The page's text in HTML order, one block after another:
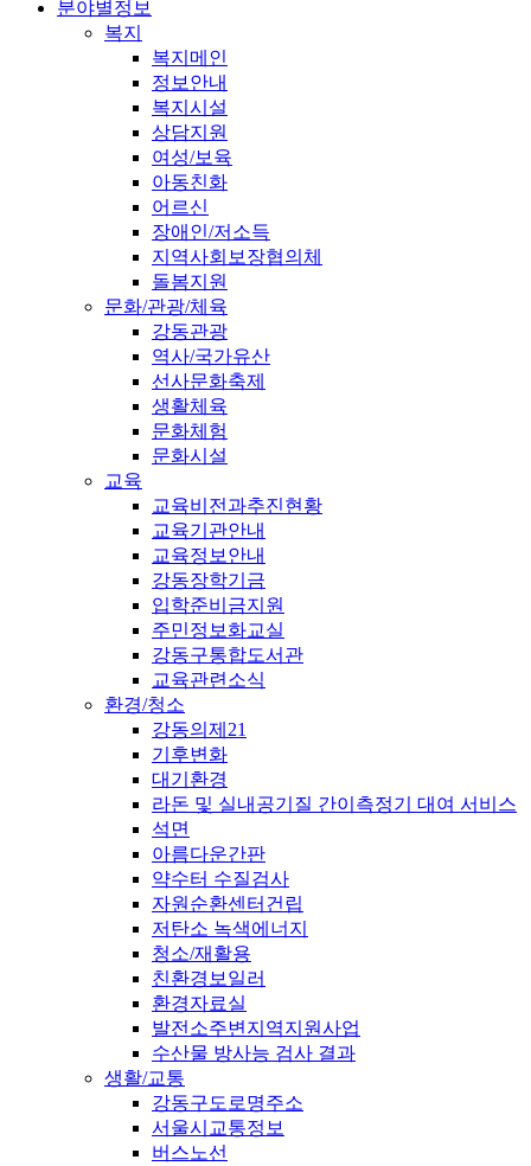
분야별정보
복지
복지메인
정보안내
복지시설
상담지원
여성/보육
아동친화
어르신
장애인/저소득
지역사회보장협의체
돌봄지원
문화/관광/체육
강동관광
역사/국가유산
선사문화축제
생활체육
문화체험
문화시설
교육
교육비전과추진현황
교육기관안내
교육정보안내
강동장학기금
입학준비금지원
주민정보화교실
강동구통합도서관
교육관련소식
환경/청소
강동의제21
기후변화
대기환경
라돈 및 실내공기질 간이측정기 대여 서비스
석면
아름다운간판
약수터 수질검사
자원순환센터건립
저탄소 녹색에너지
청소/재활용
친환경보일러
환경자료실
발전소주변지역지원사업
수산물 방사능 검사 결과
생활/교통
강동구도로명주소
서울시교통정보
버스노선